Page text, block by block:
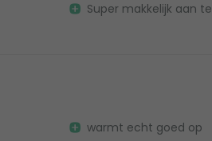
Super makkelijk aan
warmt echt goed op